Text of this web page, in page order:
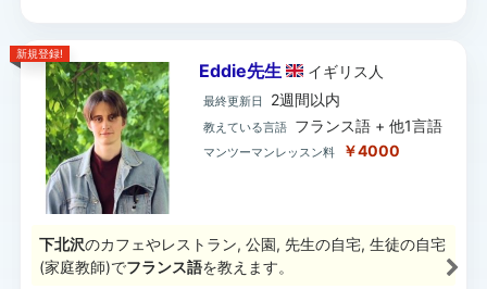
新規登録!
Eddie先生 イギリス 人
最終更新日 2週間以内
教えている言語 フランス語 + 他1言語
マンツーマンレッスン料 ￥4000
下北沢のカフェやレストラン, 公園, 先生の自宅, 生徒の自宅
(家庭教師)でフランス語を教えます。